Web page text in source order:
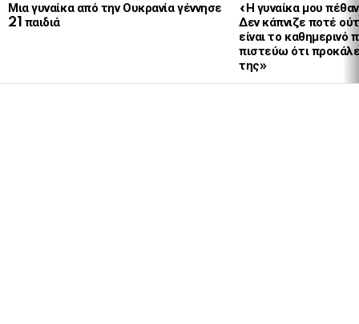
Μια γυναίκα από την Ουκρανία γέννησε
21 παιδιά
«Η γυναίκα μου
Δεν κάπνιζε ποτέ
είναι το καθημερινό
πιστεύω ότι
της»